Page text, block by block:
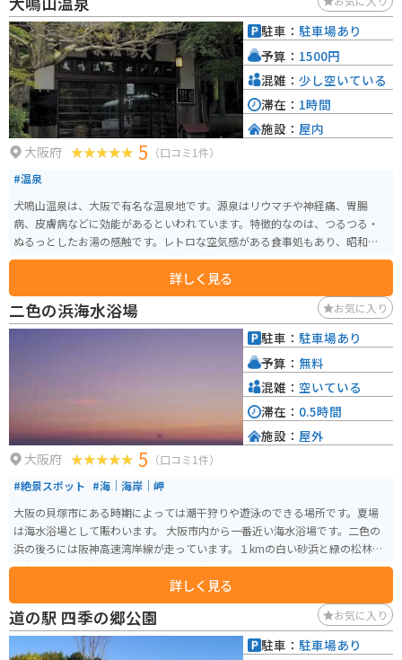
きは、関西国際空港からも近いので、旅行の出発前や帰国後に立ち寄るのも
良いでしょう。
大阪府 5 （口コミ1件）
#温泉
犬鳴山温泉は、大阪で有名な温泉地です。源泉はリウマチや神経痛、胃腸
病、皮膚病などに効能があるといわれています。特徴的なのは、つるつる・
ぬるっとしたお湯の感触です。レトロな空気感がある食事処もあり、昭和の
雰囲気を味わうことができます。温泉に浸かってリフレッシュするのに最適
詳しく見る
駐車： 駐車場あり
予算： 1500円
混雑： 少し空いている
滞在： 1時間
施設： 屋内
二色の浜海水浴場 お気に入り
大阪府 5 （口コミ1件）
#絶景スポット #海｜海岸｜岬
大阪の貝塚市にある時期によっては潮干狩りや遊泳のできる場所です。夏場
は海水浴場として賑わいます。 大阪市内から一番近い海水浴場です。二色の
浜の後ろには阪神高速湾岸線が走っています。１kmの白い砂浜と緑の松林が
印象的な浜で、大阪湾に沈む夕日の場所でも知られています。 二色の浜公園
が近くにあり、帆船マストが公園と浜との境目になっています。周辺にはス
ーパーやスーパー銭湯などもあります。
詳しく見る
駐車： 駐車場あり
予算： 無料
混雑： 空いている
滞在： 0.5時間
施設： 屋外
道の駅 四季の郷公園 お気に入り
駐車： 駐車場あり